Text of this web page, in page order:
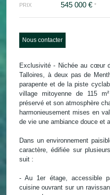
PRIX 545 000 € *
Nous contacter
Exclusivité - Nichée au cœur
Talloires, à deux pas de
parapente et de la piste
village mitoyenne de 115
préservé et son atmosphère
harmonieusement mises en
de vie une ambiance douce et
Dans un environnement
caractère, édifiée sur
suit :
- Au 1er étage, accessible
cuisine ouvrant sur un